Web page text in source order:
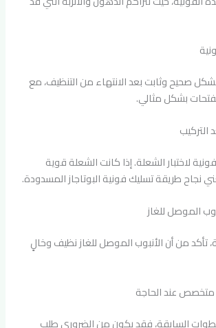
صحيح وثابت بعد الانتهاء من التنظيف، مع
بشكل مثالي.
لاختبار الشعلة. إذا كانت الشعلة قوية
نجاح طريقة تسليك فونية البوتاجاز المسدودة.
تأكد من أن الأنبوب الموصل للغاز نظيف وخالٍ
السابقة، فقد يكون من الضروري طلب